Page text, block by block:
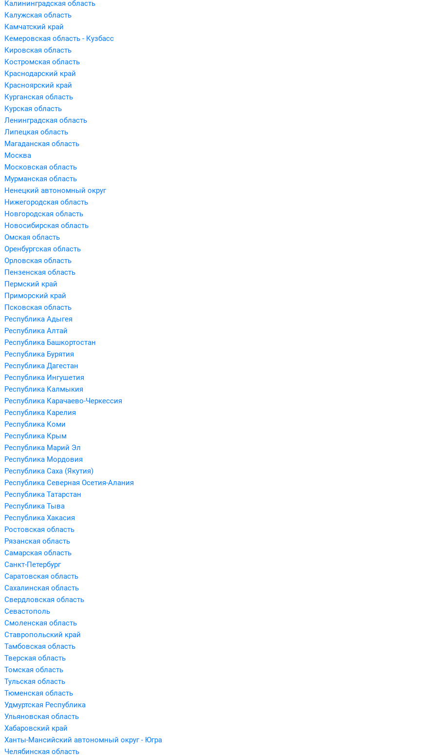
Калининградская область
Калужская область
Камчатский край
Кемеровская область - Кузбасс
Кировская область
Костромская область
Краснодарский край
Красноярский край
Курганская область
Курская область
Ленинградская область
Липецкая область
Магаданская область
Москва
Московская область
Мурманская область
Ненецкий автономный округ
Нижегородская область
Новгородская область
Новосибирская область
Омская область
Оренбургская область
Орловская область
Пензенская область
Пермский край
Приморский край
Псковская область
Республика Адыгея
Республика Алтай
Республика Башкортостан
Республика Бурятия
Республика Дагестан
Республика Ингушетия
Республика Калмыкия
Республика Карачаево-Черкессия
Республика Карелия
Республика Коми
Республика Крым
Республика Марий Эл
Республика Мордовия
Республика Саха (Якутия)
Республика Северная Осетия-Алания
Республика Татарстан
Республика Тыва
Республика Хакасия
Ростовская область
Рязанская область
Самарская область
Санкт-Петербург
Саратовская область
Сахалинская область
Свердловская область
Севастополь
Смоленская область
Ставропольский край
Тамбовская область
Тверская область
Томская область
Тульская область
Тюменская область
Удмуртская Республика
Ульяновская область
Хабаровский край
Ханты-Мансийский автономный округ - Югра
Челябинская область